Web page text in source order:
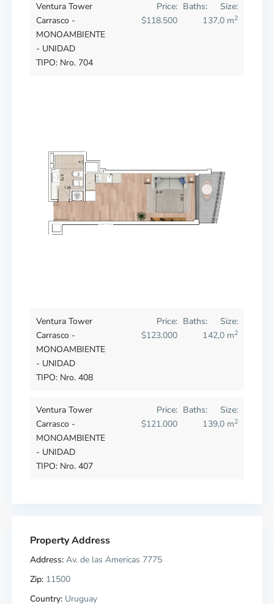
Ventura Tower
Carrasco -
MONOAMBIENTE
- UNIDAD
TIPO: Nro. 704
Size:
37,0 m2
Baths:
1
Price:
$118.500
Ventura Tower
Carrasco -
MONOAMBIENTE
- UNIDAD
TIPO: Nro. 408
Size:
42,0 m2
Baths:
1
Price:
$123.000
Ventura Tower
Carrasco -
MONOAMBIENTE
- UNIDAD
TIPO: Nro. 407
Size:
39,0 m2
Baths:
1
Price:
$121.000
Property Address
Address: Av. de las Americas 7775
Zip: 11500
Country: Uruguay